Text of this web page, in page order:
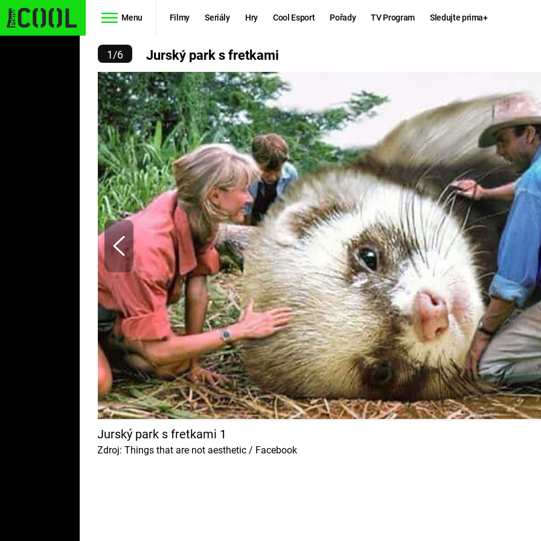
Menu Filmy Seriály Hry Cool Esport Pořady TV Program Sledujte prima+
SIMPSONOVI
FUTURAMA
Filmy
STAR WARS
AVENGERS
RYCHLE A
ZBĚSILE 10
PREDÁTOR
MAFIA
KINGDOM
COME:
DELIVERANCE
ESPORT
CHUCK
NORRIS
PARK S FRETKAMI
1/6 Jurský park s fretkami
Jurský park s fretkami 1
Zdroj: Things that are not aesthetic / Facebook